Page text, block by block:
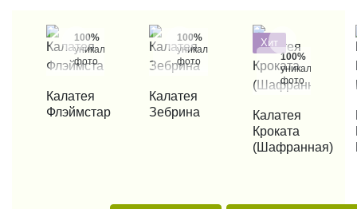
100%
уникальные
фото
КУПИТЬ В 1 КЛИК
Калатея
Флэймстар
100%
уникальные
фото
КУПИТЬ В 1 КЛИК
Калатея
Зебрина
Хит
100%
уникальные
фото
КУПИТЬ В 1 КЛИК
Калатея
Кроката
(Шафранная)